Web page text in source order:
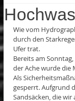
Wie vom
durch den
Ufer trat.
Bereits am
der Ache wurde die
Als
gesperrt. Aufgrund
Sandsäcken, die